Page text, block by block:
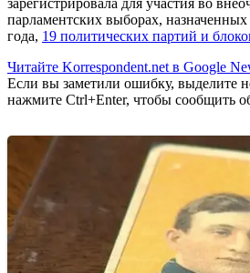
парламентских выборах, назначенных
года, 19 политических партий и
Читайте Korrespondent.net в Google
Если вы заметили ошибку, выделите
нажмите Ctrl+Enter, чтобы сообщить